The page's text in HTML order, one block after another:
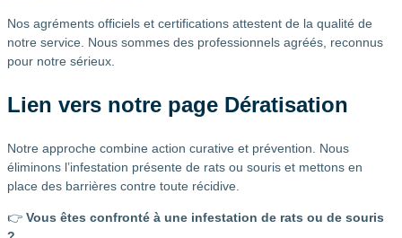
Nos agréments officiels et certifications attestent de la qualité de
notre service. Nous sommes des professionnels agréés, reconnus
pour notre sérieux.
Lien vers notre page Dératisation
Notre approche combine action curative et prévention. Nous
éliminons l’infestation présente de rats ou souris et mettons en
place des barrières contre toute récidive.
👉 Vous êtes confronté à une infestation de rats ou de souris